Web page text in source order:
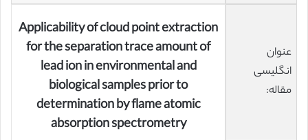
عنوان
انگلیسی
مقاله:
Applicability of cloud point extraction
for the separation trace amount of
lead ion in environmental and
biological samples prior to
determination by flame atomic
absorption spectrometry